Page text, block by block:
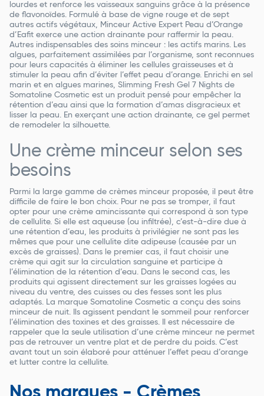
lourdes et renforce les vaisseaux sanguins grâce à la présence
de flavonoïdes. Formulé à base de vigne rouge et de sept
autres actifs végétaux, Minceur Active Expert Peau d’Orange
d’Eafit exerce une action drainante pour raffermir la peau.
Autres indispensables des soins minceur : les actifs marins. Les
algues, parfaitement assimilées par l’organisme, sont reconnues
pour leurs capacités à éliminer les cellules graisseuses et à
stimuler la peau afin d’éviter l’effet peau d’orange. Enrichi en sel
marin et en algues marines, Slimming Fresh Gel 7 Nights de
Somatoline Cosmetic est un produit pensé pour empêcher la
rétention d’eau ainsi que la formation d’amas disgracieux et
lisser la peau. En exerçant une action drainante, ce gel permet
de remodeler la silhouette.
Une crème minceur selon ses
besoins
Parmi la large gamme de crèmes minceur proposée, il peut être
difficile de faire le bon choix. Pour ne pas se tromper, il faut
opter pour une crème amincissante qui correspond à son type
de cellulite. Si elle est aqueuse (ou infiltrée), c’est-à-dire due à
une rétention d’eau, les produits à privilégier ne sont pas les
mêmes que pour une cellulite dite adipeuse (causée par un
excès de graisses). Dans le premier cas, il faut choisir une
crème qui agit sur la circulation sanguine et participe à
l’élimination de la rétention d’eau. Dans le second cas, les
produits qui agissent directement sur les graisses logées au
niveau du ventre, des cuisses ou des fesses sont les plus
adaptés. La marque Somatoline Cosmetic a conçu des soins
minceur de nuit. Ils agissent pendant le sommeil pour renforcer
l’élimination des toxines et des graisses. Il est nécessaire de
rappeler que la seule utilisation d’une crème minceur ne permet
pas de retrouver un ventre plat et de perdre du poids. C’est
avant tout un soin élaboré pour atténuer l’effet peau d’orange
et lutter contre la cellulite.